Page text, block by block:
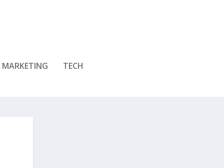
MARKETING TECH